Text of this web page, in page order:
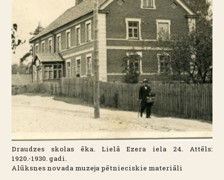
Draudzes skolas ēka. Lielā Ezera iela 24. Attēls:
1920.-1930. gadi.
Alūksnes novada muzeja pētnieciskie materiāli